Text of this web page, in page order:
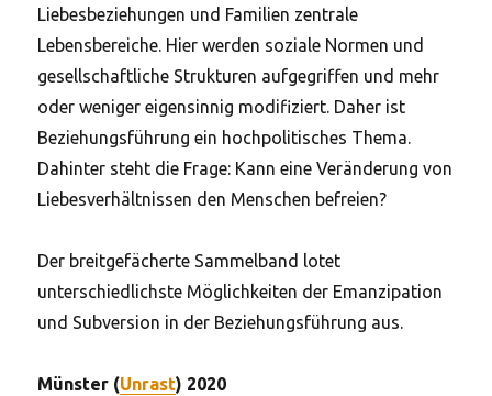
Liebesbeziehungen und Familien zentrale
Lebensbereiche. Hier werden soziale Normen und
gesellschaftliche Strukturen aufgegriffen und mehr
oder weniger eigensinnig modifiziert. Daher ist
Beziehungsführung ein hochpolitisches Thema.
Dahinter steht die Frage: Kann eine Veränderung von
Liebesverhältnissen den Menschen befreien?
Der breitgefächerte Sammelband lotet
unterschiedlichste Möglichkeiten der Emanzipation
und Subversion in der Beziehungsführung aus.
Münster (Unrast) 2020